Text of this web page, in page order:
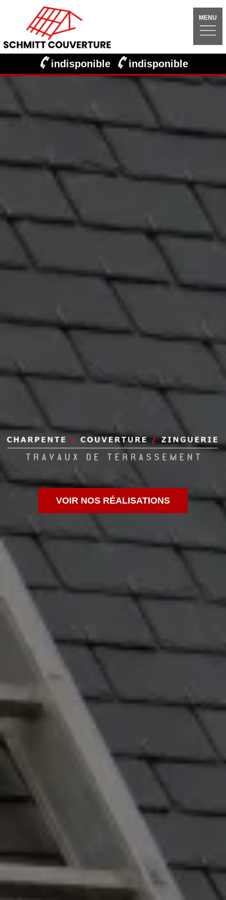
MENU
indisponible indisponible
VOIR NOS RÉALISATIONS